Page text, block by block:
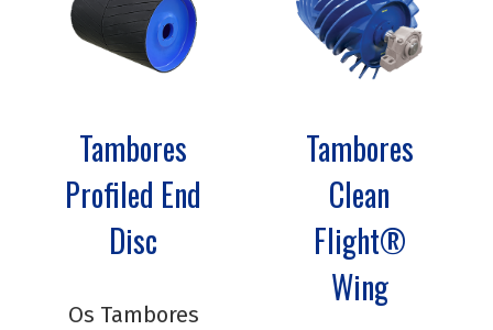
Tambores
Profiled End
Disc
Os Tambores
Tambores
Clean
Flight®
Wing